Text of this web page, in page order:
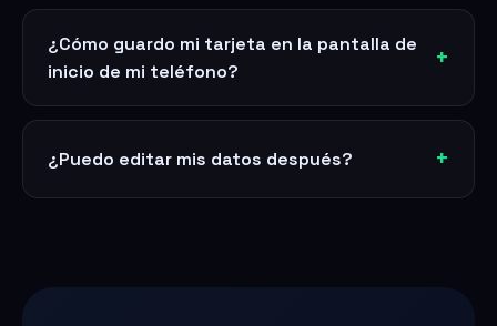
¿Cómo guardo mi tarjeta en la pantalla de
inicio de mi teléfono?
¿Puedo editar mis datos después?